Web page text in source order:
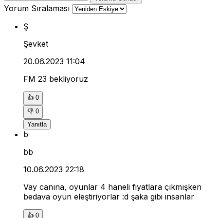
Yorum Sıralaması
Ş
Şevket
20.06.2023 11:04
FM 23 bekliyoruz
👍 0
👎 0
Yanıtla
b
bb
10.06.2023 22:18
Vay canına, oyunlar 4 haneli fiyatlara çıkmışken
bedava oyun eleştiriyorlar :d şaka gibi insanlar
👍 0